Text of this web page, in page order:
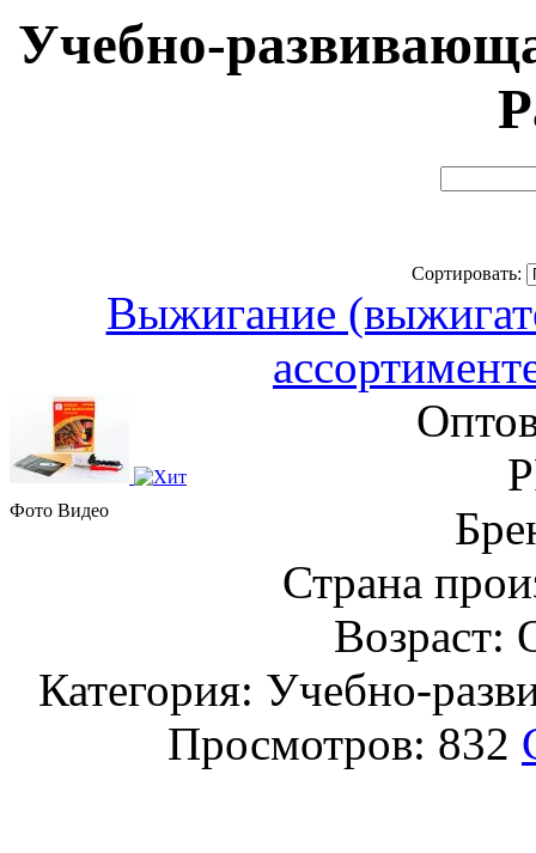
Учебно-
Сортировать:
Выжигание
Фото Видео
Страна
Возраст:
Категория: Учебно-
Просмотров: 832